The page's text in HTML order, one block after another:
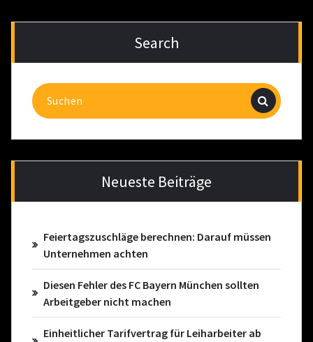
Search
Suchen
nach:
Neueste Beiträge
Feiertagszuschläge berechnen: Darauf müssen
Unternehmen achten
Diesen Fehler des FC Bayern München sollten
Arbeitgeber nicht machen
Einheitlicher Tarifvertrag für Leiharbeiter ab